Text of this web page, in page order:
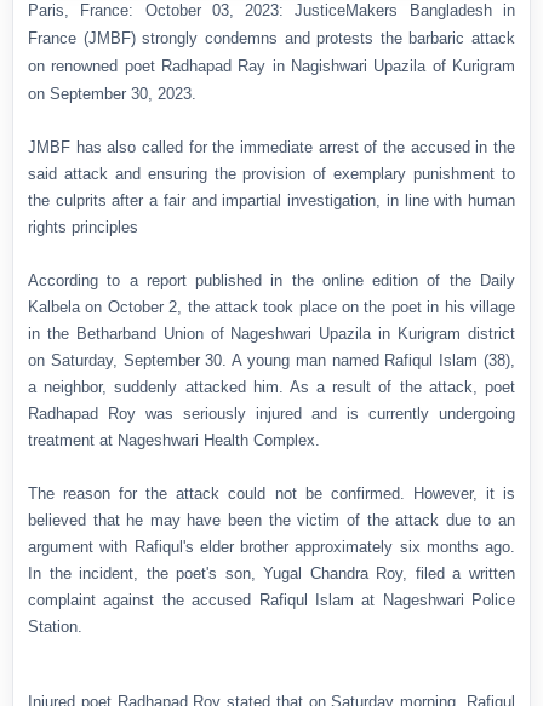
Paris, France: October 03, 2023: JusticeMakers Bangladesh in
France (JMBF) strongly condemns and protests the barbaric attack
on renowned poet Radhapad Ray in Nagishwari Upazila of Kurigram
on September 30, 2023.
JMBF has also called for the immediate arrest of the accused in the
said attack and ensuring the provision of exemplary punishment to
the culprits after a fair and impartial investigation, in line with human
rights principles
According to a report published in the online edition of the Daily
Kalbela on October 2, the attack took place on the poet in his village
in the Betharband Union of Nageshwari Upazila in Kurigram district
on Saturday, September 30. A young man named Rafiqul Islam (38),
a neighbor, suddenly attacked him. As a result of the attack, poet
Radhapad Roy was seriously injured and is currently undergoing
treatment at Nageshwari Health Complex.
The reason for the attack could not be confirmed. However, it is
believed that he may have been the victim of the attack due to an
argument with Rafiqul's elder brother approximately six months ago.
In the incident, the poet's son, Yugal Chandra Roy, filed a written
complaint against the accused Rafiqul Islam at Nageshwari Police
Station.
Injured poet Radhapad Roy stated that on Saturday morning, Rafiqul